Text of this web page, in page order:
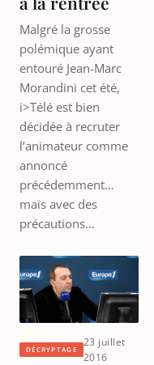
Malgré la grosse
polémique ayant
entouré Jean-Marc
Morandini cet été,
i>Télé est bien
décidée à recruter
l’animateur comme
annoncé
précédemment…
mais avec des
précautions…
DÉCRYPTAGE
23 juillet
2016